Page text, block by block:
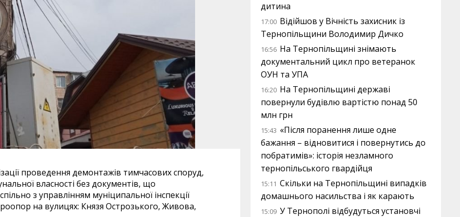
проведення демонтажів тимчасових споруд,
власності без документів, що
з управлінням муніципальної інспекції
на вулицях: Князя Острозького, Живова,
дитина
17:00 Відійшов у Вічність захисник із
Тернопільщини Володимир Дичко
16:56 На Тернопільщині знімають
документальний цикл про ветеранок
ОУН та УПА
16:20 На Тернопільщині державі
повернули будівлю вартістю понад 50
млн грн
15:43 «Після поранення лише одне
бажання – відновитися і повернутись до
побратимів»: історія незламного
тернопільського гвардійця
15:11 Скільки на Тернопільщині випадків
домашнього насильства і як карають
15:09 У Тернополі відбудуться установчі